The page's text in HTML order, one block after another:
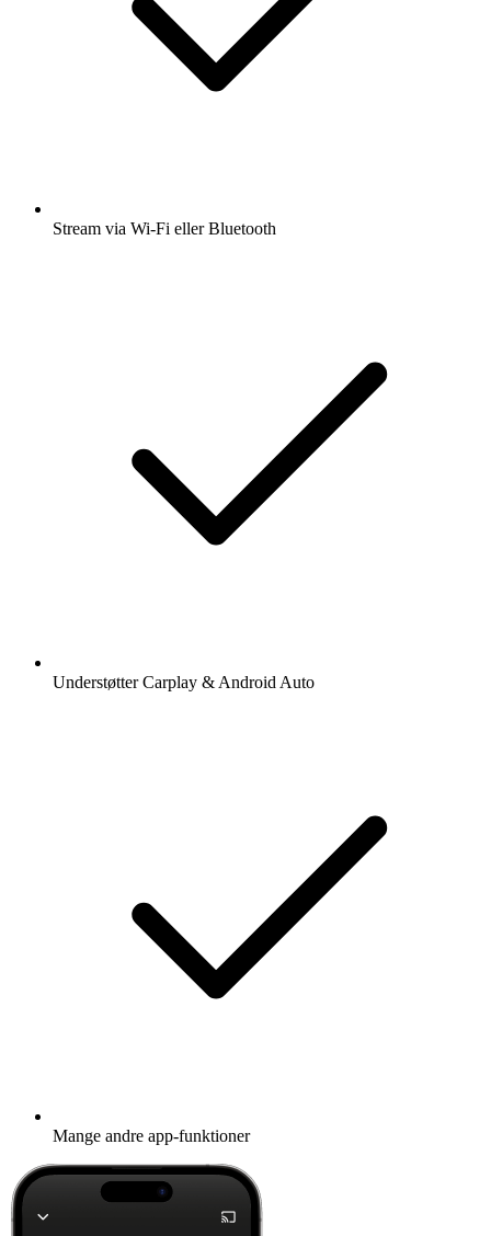
Stream via Wi-Fi eller Bluetooth
Understøtter Carplay & Android Auto
Mange andre app-funktioner